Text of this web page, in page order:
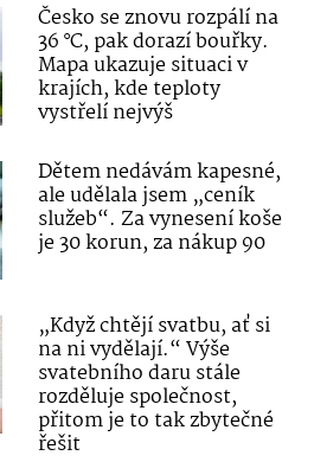
Česko se znovu rozpálí na
36 °C, pak dorazí bouřky.
Mapa ukazuje situaci v
krajích, kde teploty
vystřelí nejvýš
Dětem nedávám kapesné,
ale udělala jsem „ceník
služeb“. Za vynesení koše
je 30 korun, za nákup 90
„Když chtějí svatbu, ať si
na ni vydělají.“ Výše
svatebního daru stále
rozděluje společnost,
přitom je to tak zbytečné
řešit